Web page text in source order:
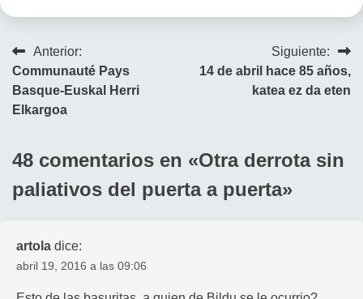
Navegación
de
entradas
Anterior:
Communauté Pays
Basque-Euskal Herri
Elkargoa
Siguiente:
14 de abril hace 85 años,
katea ez da eten
48 comentarios en «Otra derrota sin
paliativos del puerta a puerta»
artola dice:
abril 19, 2016 a las 09:06